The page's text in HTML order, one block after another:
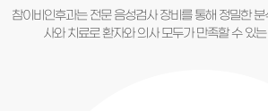
참이비인후과는 전문 음성검사 장비를 통해 정밀한 분
사와 치료로 환자와 의사 모두가 만족할 수 있